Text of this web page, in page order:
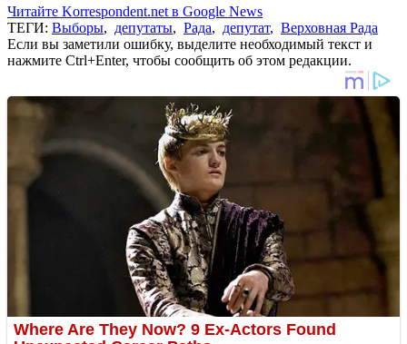
Читайте Korrespondent.net в Google News
ТЕГИ: Выборы, депутаты, Рада, депутат, Верховная Рада
Если вы заметили ошибку, выделите необходимый текст и
нажмите Ctrl+Enter, чтобы сообщить об этом редакции.